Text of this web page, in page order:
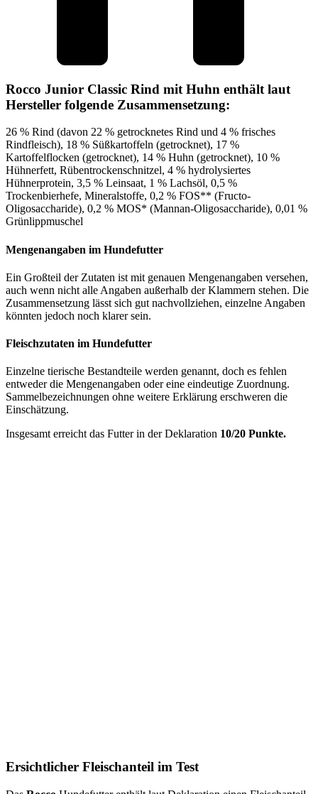
Rocco Junior Classic Rind mit Huhn enthält laut
Hersteller folgende Zusammensetzung:
26 % Rind (davon 22 % getrocknetes Rind und 4 % frisches
Rindfleisch), 18 % Süßkartoffeln (getrocknet), 17 %
Kartoffelflocken (getrocknet), 14 % Huhn (getrocknet), 10 %
Hühnerfett, Rübentrockenschnitzel, 4 % hydrolysiertes
Hühnerprotein, 3,5 % Leinsaat, 1 % Lachsöl, 0,5 %
Trockenbierhefe, Mineralstoffe, 0,2 % FOS** (Fructo-
Oligosaccharide), 0,2 % MOS* (Mannan-Oligosaccharide), 0,01 %
Grünlippmuschel
Mengenangaben im Hundefutter
Ein Großteil der Zutaten ist mit genauen Mengenangaben versehen,
auch wenn nicht alle Angaben außerhalb der Klammern stehen. Die
Zusammensetzung lässt sich gut nachvollziehen, einzelne Angaben
könnten jedoch noch klarer sein.
Fleischzutaten im Hundefutter
Einzelne tierische Bestandteile werden genannt, doch es fehlen
entweder die Mengenangaben oder eine eindeutige Zuordnung.
Sammelbezeichnungen ohne weitere Erklärung erschweren die
Einschätzung.
Insgesamt erreicht das Futter in der Deklaration 10/20 Punkte.
Ersichtlicher Fleischanteil im Test